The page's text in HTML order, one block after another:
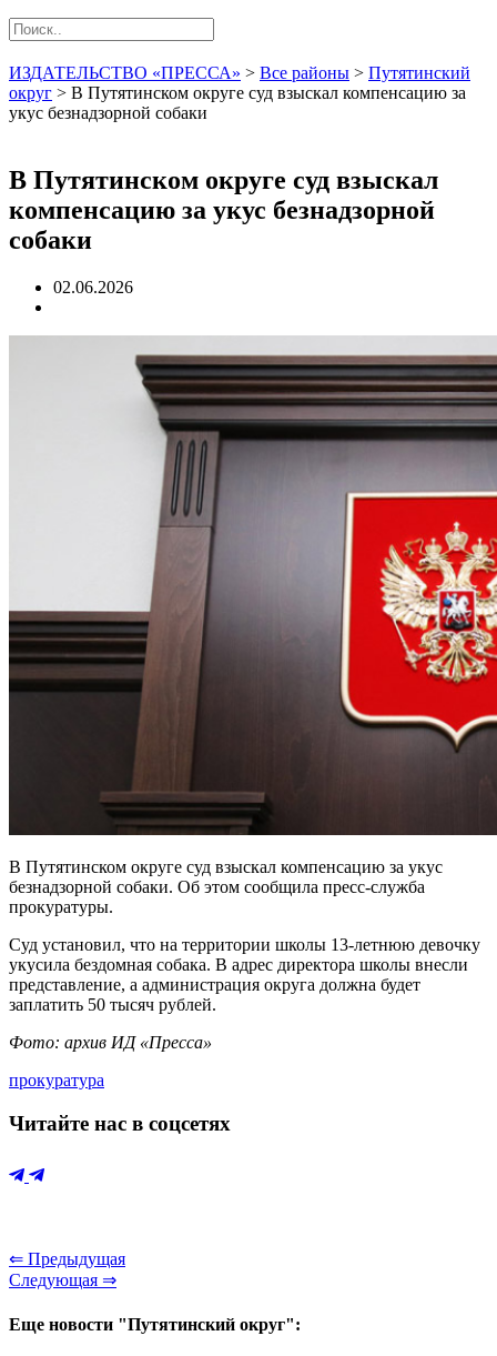
ИЗДАТЕЛЬСТВО «ПРЕССА» > Все районы > Путятинский
округ > В Путятинском округе суд взыскал компенсацию за
укус безнадзорной собаки
В Путятинском округе суд взыскал
компенсацию за укус безнадзорной
собаки
02.06.2026
В Путятинском округе суд взыскал компенсацию за укус
безнадзорной собаки. Об этом сообщила пресс-служба
прокуратуры.
Суд установил, что на территории школы 13-летнюю девочку
укусила бездомная собака. В адрес директора школы внесли
представление, а администрация округа должна будет
заплатить 50 тысяч рублей.
Фото: архив ИД «Пресса»
прокуратура
Читайте нас в соцсетях
⇐ Предыдущая
Следующая ⇒
Еще новости "Путятинский округ":